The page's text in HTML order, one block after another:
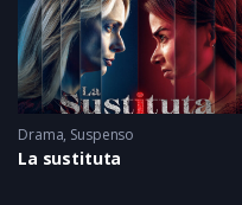
Drama, Suspenso
La sustituta